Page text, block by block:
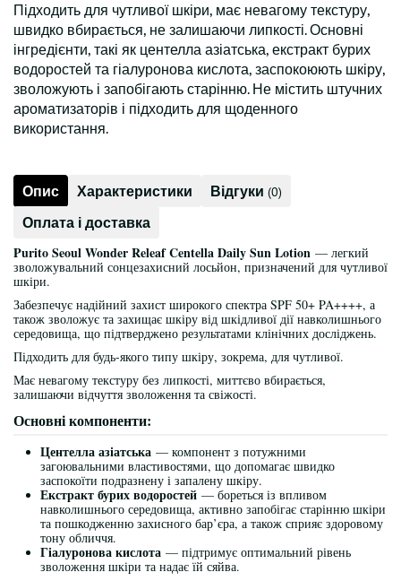
Підходить для чутливої шкіри, має невагому текстуру,
швидко вбирається, не залишаючи липкості. Основні
інгредієнти, такі як центелла азіатська, екстракт бурих
водоростей та гіалуронова кислота, заспокоюють шкіру,
зволожують і запобігають старінню. Не містить штучних
ароматизаторів і підходить для щоденного
використання.
Опис Характеристики Відгуки (0)
Оплата і доставка
Purito Seoul Wonder Releaf Centella Daily Sun Lotion — легкий
зволожувальний сонцезахисний лосьйон, призначений для чутливої
шкіри.
Забезпечує надійний захист широкого спектра SPF 50+ PA++++, а
також зволожує та захищає шкіру від шкідливої дії навколишнього
середовища, що підтверджено результатами клінічних досліджень.
Підходить для будь-якого типу шкіру, зокрема, для чутливої.
Має невагому текстуру без липкості, миттєво вбирається,
залишаючи відчуття зволоження та свіжості.
Основні компоненти:
Центелла азіатська — компонент з потужними
загоювальними властивостями, що допомагає швидко
заспокоїти подразнену і запалену шкіру.
Екстракт бурих водоростей — бореться із впливом
навколишнього середовища, активно запобігає старінню шкіри
та пошкодженню захисного бар’єра, а також сприяє здоровому
тону обличчя.
Гіалуронова кислота — підтримує оптимальний рівень
зволоження шкіри та надає їй сяйва.